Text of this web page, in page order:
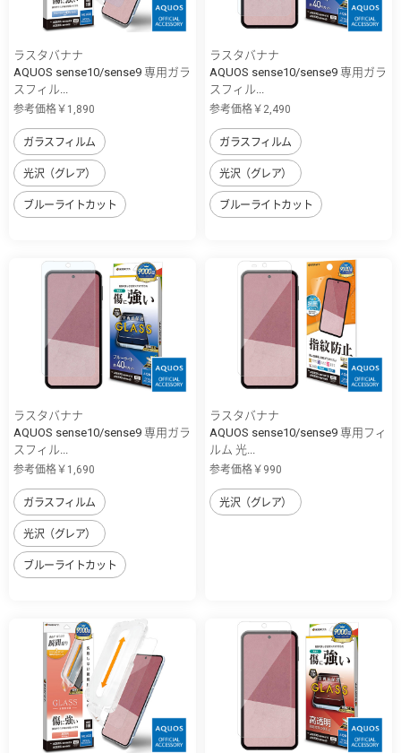
ラスタバナナ
AQUOS sense10/sense9 専用ガラ
スフィル...
参考価格￥1,890
ガラスフィルム
光沢（グレア）
ブルーライトカット
ラスタバナナ
AQUOS sense10/sense9 専用ガラ
スフィル...
参考価格￥2,490
ガラスフィルム
光沢（グレア）
ブルーライトカット
ラスタバナナ
AQUOS sense10/sense9 専用ガラ
スフィル...
参考価格￥1,690
ガラスフィルム
光沢（グレア）
ブルーライトカット
ラスタバナナ
AQUOS sense10/sense9 専用フィ
ルム 光...
参考価格￥990
光沢（グレア）